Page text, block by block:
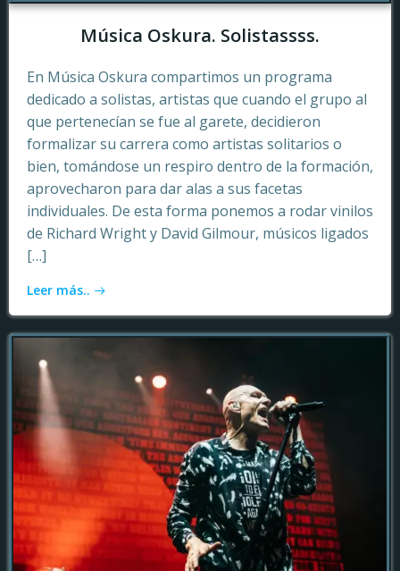
Música Oskura. Solistassss.
En Música Oskura compartimos un programa
dedicado a solistas, artistas que cuando el grupo al
que pertenecían se fue al garete, decidieron
formalizar su carrera como artistas solitarios o
bien, tomándose un respiro dentro de la formación,
aprovecharon para dar alas a sus facetas
individuales. De esta forma ponemos a rodar vinilos
de Richard Wright y David Gilmour, músicos ligados
[…]
Leer más..